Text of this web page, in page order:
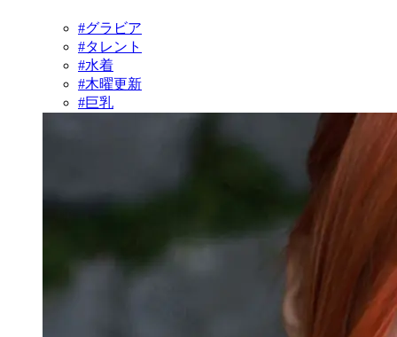
#グラビア
#タレント
#水着
#木曜更新
#巨乳